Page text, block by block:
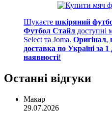
Шукаєте шкіряний
Футбол Стайл доступні
Select та Joma. Оригінал,
доставка по Україні за 1
наявності!
Останні відгуки
Макар
29.07.2026